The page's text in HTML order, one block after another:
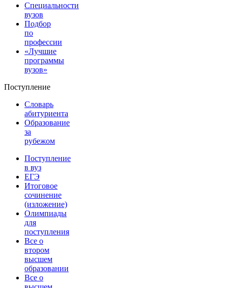
Специальности
вузов
Подбор
по
профессии
«Лучшие
программы
вузов»
Поступление
Словарь
абитуриента
Образование
за
рубежом
Поступление
в вуз
ЕГЭ
Итоговое
сочинение
(изложение)
Олимпиады
для
поступления
Все о
втором
высшем
образовании
Все о